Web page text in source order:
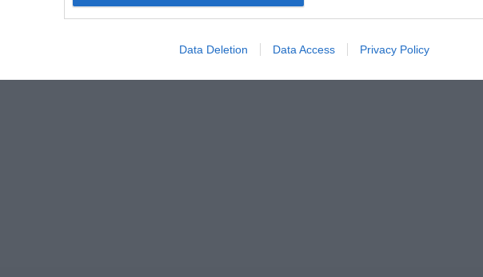
I want to allow Google to enable storage related to functionality of the website
I want to allow Google to enable storage related to personalization.
Data Deletion Data Access Privacy Policy